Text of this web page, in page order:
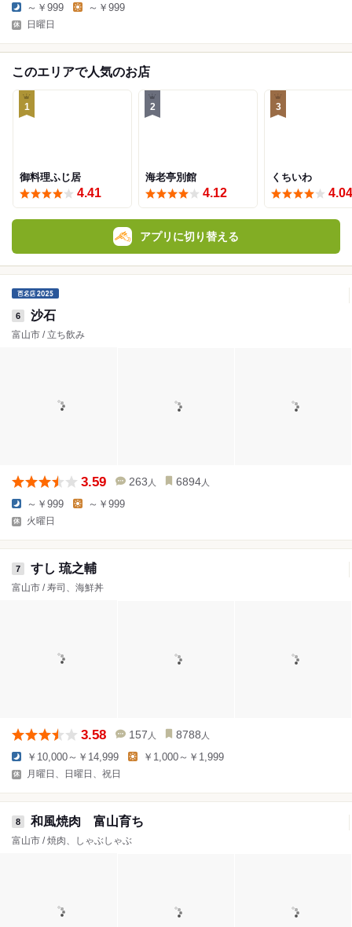
～￥999 ～￥999
日曜日
このエリアで人気のお店
1
御料理ふじ居
4.41
2
海老亭別館
4.12
3
くちいわ
4.04
アプリに切り替える
6 沙石
富山市 / 立ち飲み
3.59 263 人 6894 人
～￥999 ～￥999
火曜日
7 すし 琉之輔
富山市 / 寿司、海鮮丼
3.58 157 人 8788 人
￥10,000～￥14,999 ￥1,000～￥1,999
月曜日、日曜日、祝日
8 和風焼肉 富山育ち
富山市 / 焼肉、しゃぶしゃぶ